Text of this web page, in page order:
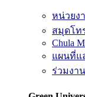
หน่วยง
สมุดโท
Chula
แผนที่แ
ร่วมงา